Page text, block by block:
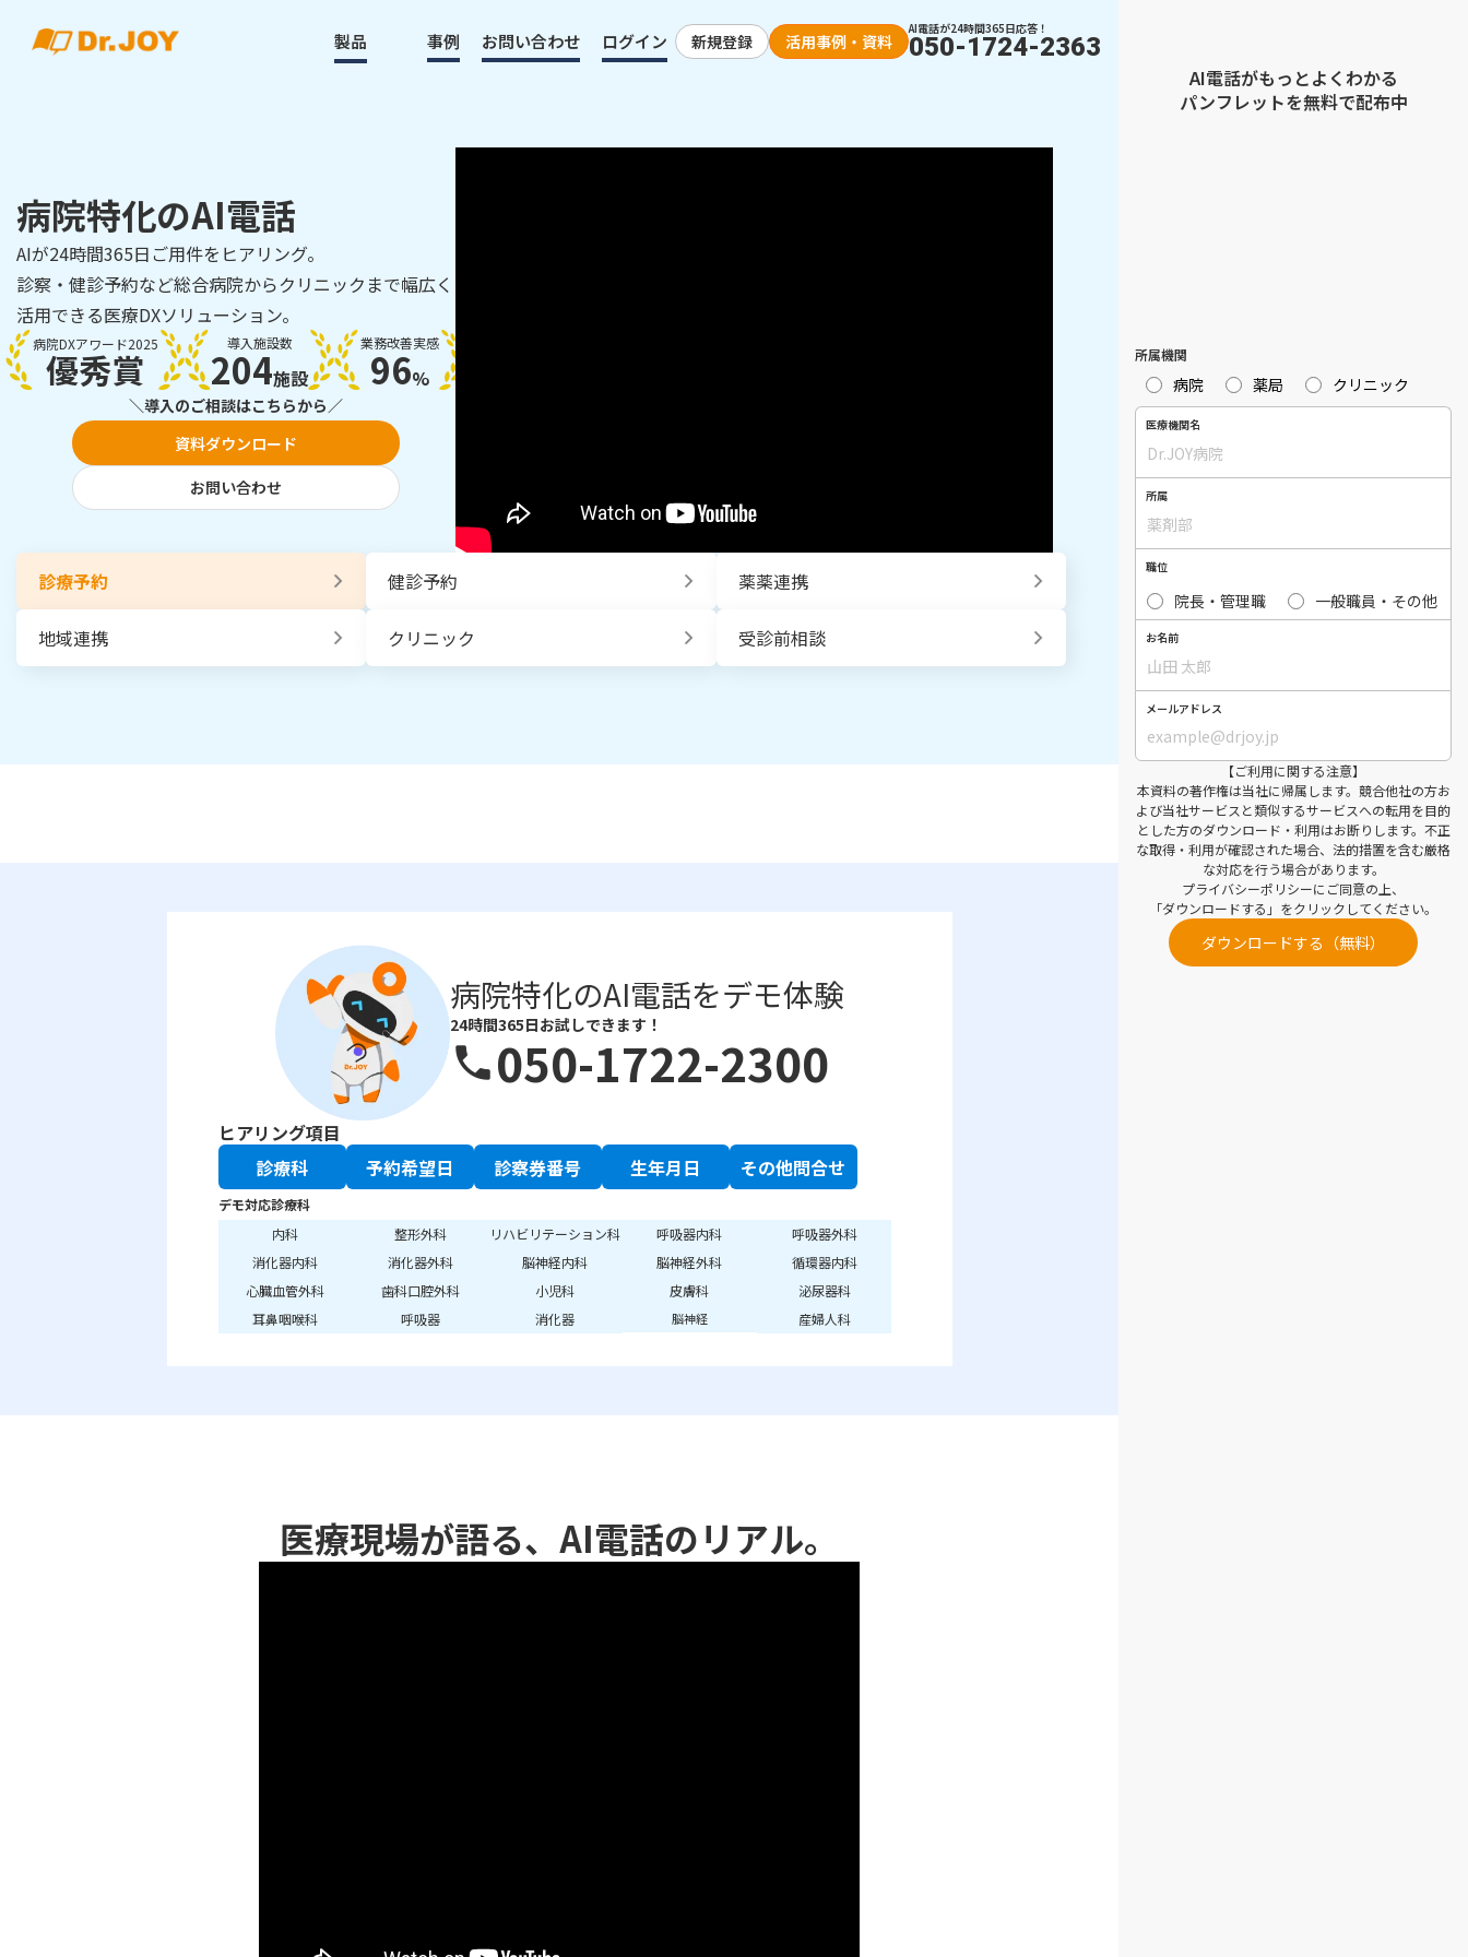
事例 お問い合わせ ログイン 新規登録 活用事例・資料
AI電話が24時間365日応答！
050-1724-2363
製品
病院特化のAI電話
AIが24時間365日ご用件をヒアリング。
診察・健診予約など総合病院からクリニックまで幅広く
活用できる医療DXソリューション。
病院DXアワード2025
優秀賞
導入施設数
204施設
業務改善実感
96%
＼導入のご相談はこちらから／
資料ダウンロード
お問い合わせ
診療予約 健診予約 薬薬連携
地域連携 クリニック 受診前相談
病院特化のAI電話をデモ体験
24時間365日お試しできます！
phone050-1722-2300
ヒアリング項目
診療科
予約希望日 診察券番号 生年月日 その他問合せ
デモ対応診療科
内科
整形外科 リハビリテーション科 呼吸器内科
呼吸器外科
消化器内科
消化器外科 脳神経内科 脳神経外科
循環器内科
心臓血管外科
歯科口腔外科 小児科 皮膚科
泌尿器科
耳鼻咽喉科
呼吸器 消化器 脳神経 産婦人科
医療現場が語る、AI電話のリアル。
AI電話がもっとよくわかる
パンフレットを無料で配布中
所属機関
病院 薬局 クリニック
医療機関名
所属
職位
院長・管理職 一般職員・その他
お名前
メールアドレス
【ご利用に関する注意】
本資料の著作権は当社に帰属します。競合他社の方お
よび当社サービスと類似するサービスへの転用を目的
とした方のダウンロード・利用はお断りします。不正
な取得・利用が確認された場合、法的措置を含む厳格
な対応を行う場合があります。
プライバシーポリシーにご同意の上、
「ダウンロードする」をクリックしてください。
ダウンロードする（無料）